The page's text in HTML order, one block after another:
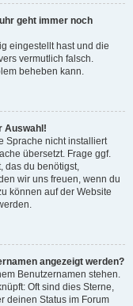
geht immer noch
eingestellt hast und die
vermutlich falsch.
beheben kann.
Auswahl!
Sprache nicht installiert
übersetzt. Frage ggf.
das du benötigst,
wir uns freuen, wenn du
können auf der Website
angezeigt werden?
Benutzernamen stehen.
Oft sind dies Sterne,
deinen Status im Forum